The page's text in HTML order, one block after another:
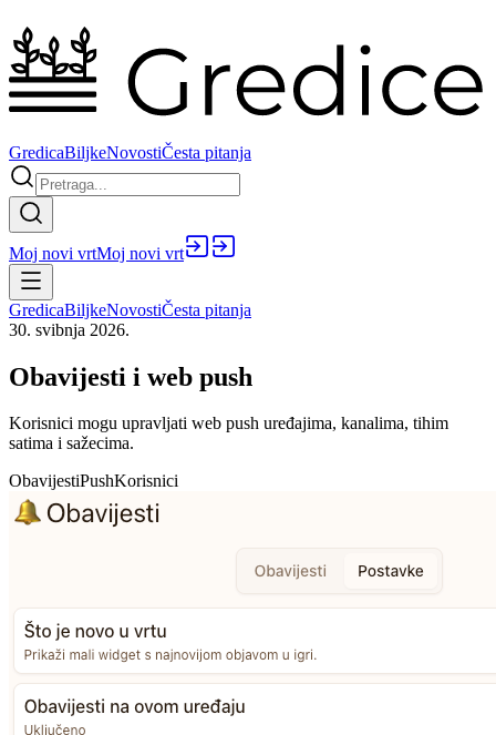
GredicaBiljkeNovostiČesta pitanja
Moj novi vrtMoj novi vrt
GredicaBiljkeNovostiČesta pitanja
30. svibnja 2026.
Obavijesti i web push
Korisnici mogu upravljati web push uređajima, kanalima, tihim
satima i sažecima.
ObavijestiPushKorisnici